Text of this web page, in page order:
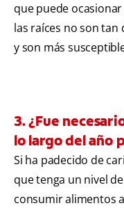
que puede
las raíces no son
y son más
3. ¿Fue
lo largo del año
Si ha padecido de
que tenga un nivel
consumir alimentos